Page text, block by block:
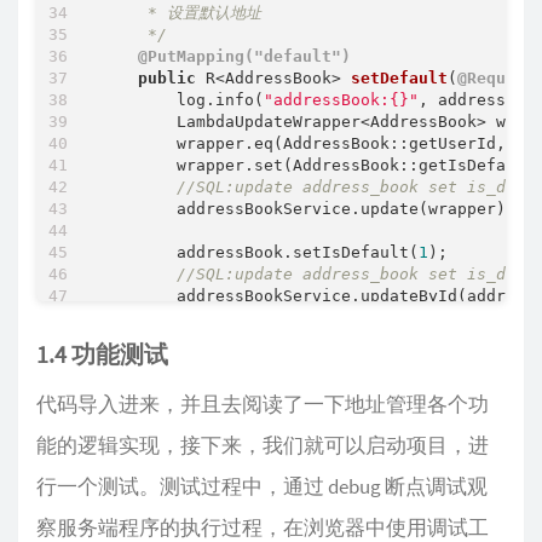
     * 设置默认地址
     */
@PutMapping("default")
public R<AddressBook> setDefault (
        log.info(
"addressBook:{}" ,
LambdaUpdateWrapper<AddressBook>
wrapper.eq(AddressBook::getUserId,
//SQL:update address_book set
        addressBookService.update(wrapper);
        addressBook.setIsDefault(
1 );
//SQL:update address_book set
    }
     * 根据id查询地址
@GetMapping("/{id}")
AddressBook addressBook =
if
(addressBook != null ) {
return R.success(addressBook);
1.4 功能测试
代码导入进来，并且去阅读了一下地址管理各个功
能的逻辑实现，接下来，我们就可以启动项目，进
行一个测试。测试过程中，通过 debug 断点调试观
察服务端程序的执行过程，在浏览器中使用调试工